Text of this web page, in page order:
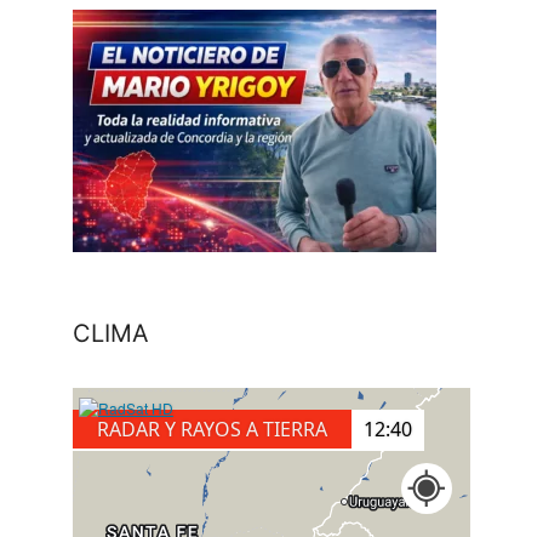
CLIMA
RADAR Y RAYOS A TIERRA 12:50